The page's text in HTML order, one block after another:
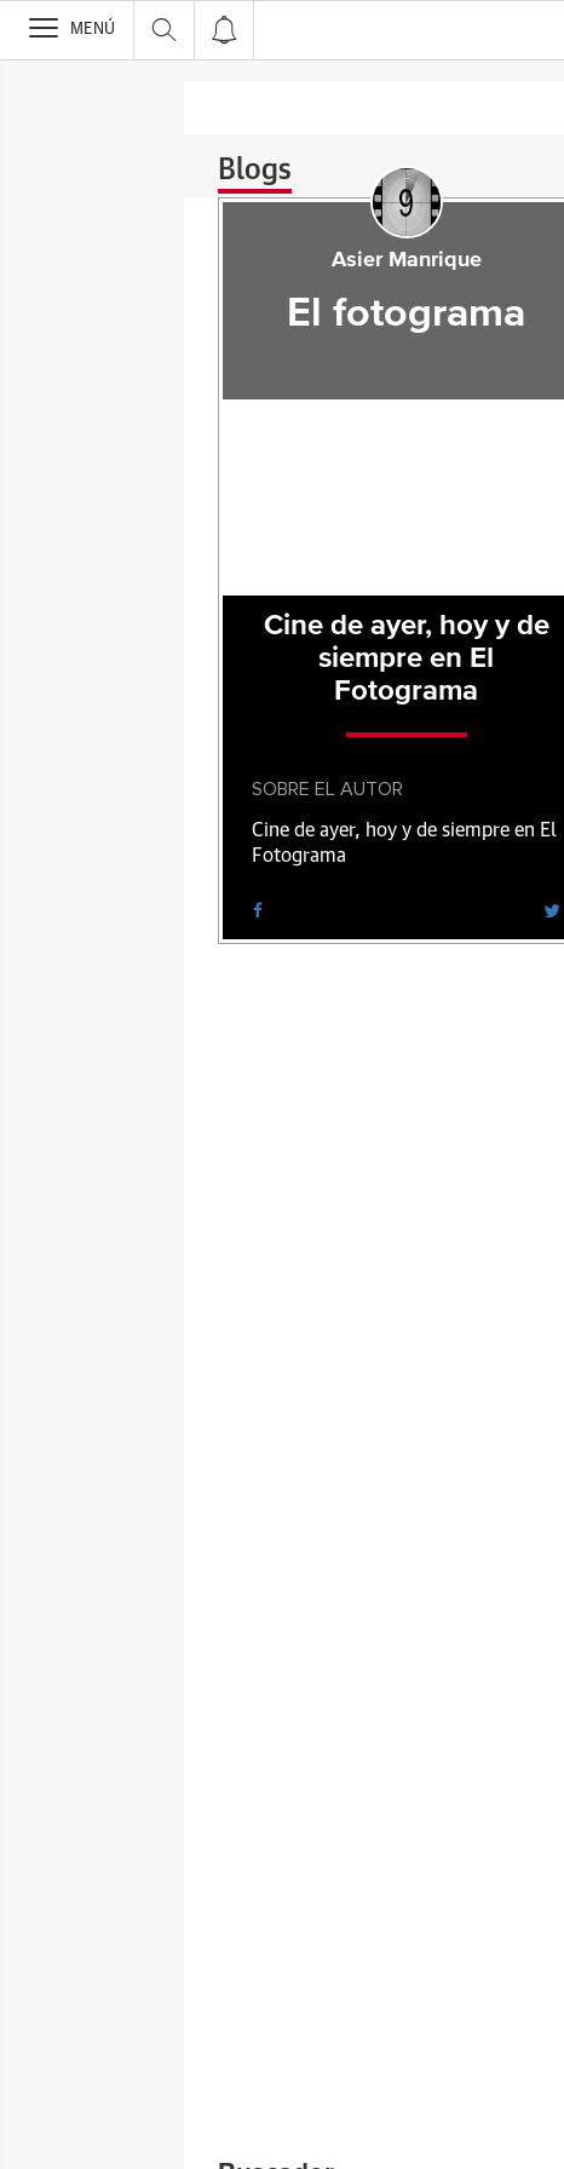
>
MENÚ
Blogs
Asier Manrique
El fotograma
Cine de ayer, hoy y de
siempre en El
Fotograma
SOBRE EL AUTOR
Cine de ayer, hoy y de siempre en El
Fotograma